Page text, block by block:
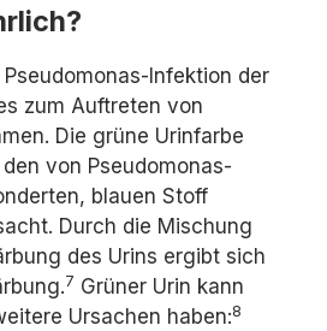
Pseudomonas-Infektion der
zum Auftreten von
Die grüne Urinfarbe
von Pseudomonas-
blauen Stoff
Durch die Mischung
des Urins ergibt sich
7 Grüner Urin kann
Ursachen haben:8